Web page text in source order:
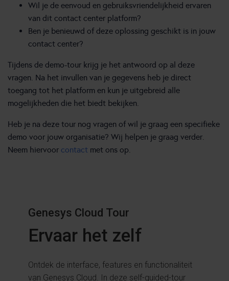
Wil je de eenvoud en gebruiksvriendelijkheid ervaren
van dit contact center platform?
Ben je benieuwd of deze oplossing geschikt is in jouw
contact center?
Tijdens de demo-tour krijg je het antwoord op al deze
vragen. Na het invullen van je gegevens heb je direct
toegang tot het platform en kun je uitgebreid alle
mogelijkheden die het biedt bekijken.
Heb je na deze tour nog vragen of wil je graag een specifieke
demo voor jouw organisatie? Wij helpen je graag verder.
Neem hiervoor contact met ons op.
Genesys Cloud Tour
Ervaar het zelf
Ontdek de interface, features en functionaliteit
van Genesys Cloud. In deze self-guided-tour